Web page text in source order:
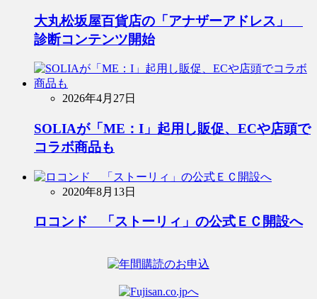
大丸松坂屋百貨店の「アナザーアドレス」
診断コンテンツ開始
2026年4月27日
SOLIAが「ME：I」起用し販促、ECや店頭で
コラボ商品も
2020年8月13日
ロコンド 「ストーリィ」の公式ＥＣ開設へ